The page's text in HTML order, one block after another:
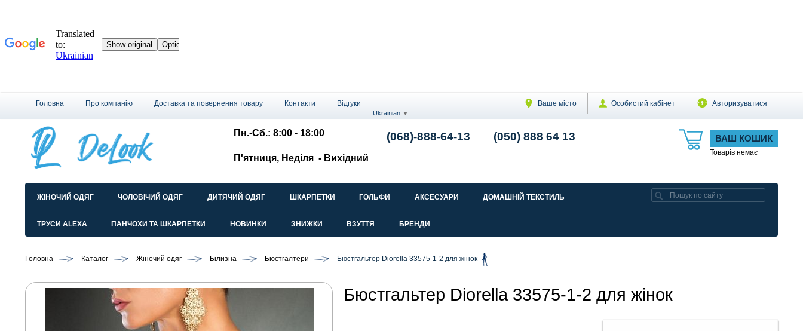
Ваше місто Особистий кабінет Авторизуватися
Головна Про компанію Доставка та повернення товару Контакти Відгуки
Ukrainian ▼
ВАШ КОШИК
Товарів немає
Пн.-Сб.: 8:00 - 18:00
П'ятниця, Неділя - Вихідний
(068)-888-64-13 (050) 888 64 13
ЖІНОЧИЙ ОДЯГ ЧОЛОВІЧИЙ ОДЯГ ДИТЯЧИЙ ОДЯГ ШКАРПЕТКИ ГОЛЬФИ АКСЕСУАРИ ДОМАШНІЙ ТЕКСТИЛЬ
ТРУСИ ALEXA ПАНЧОХИ ТА ШКАРПЕТКИ НОВИНКИ ЗНИЖКИ ВЗУТТЯ БРЕНДИ
Головна Каталог Жіночий одяг Білизна Бюстгалтери Бюстгальтер Diorella 33575-1-2 для жінок
Бюстгальтер Diorella 33575-1-2 для жінок